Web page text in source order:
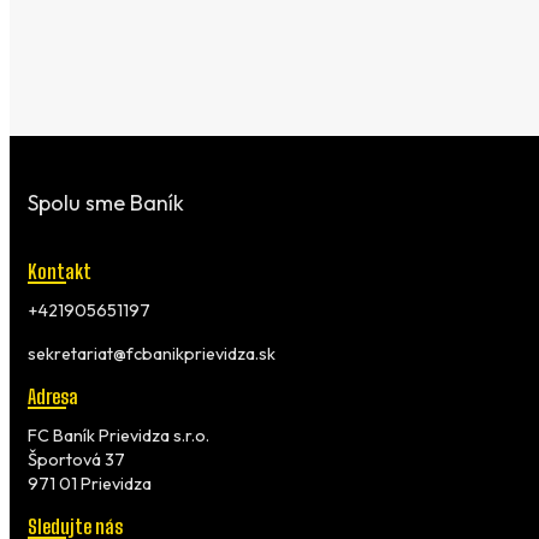
Spolu sme Baník
Kontakt
+421905651197
sekretariat@fcbanikprievidza.sk
Adresa
FC Baník Prievidza s.r.o.
Športová 37
971 01 Prievidza
Sledujte nás